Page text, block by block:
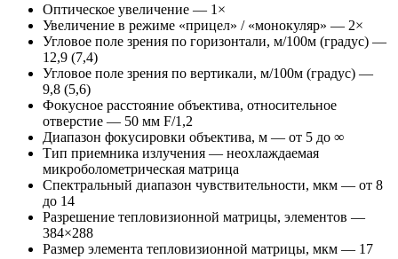
Оптическое увеличение — 1×
Увеличение в режиме «прицел» / «монокуляр» — 2×
Угловое поле зрения по горизонтали, м/100м (градус) —
12,9 (7,4)
Угловое поле зрения по вертикали, м/100м (градус) —
9,8 (5,6)
Фокусное расстояние объектива, относительное
отверстие — 50 мм F/1,2
Диапазон фокусировки объектива, м — от 5 до ∞
Тип приемника излучения — неохлаждаемая
микроболометрическая матрица
Спектральный диапазон чувствительности, мкм — от 8
до 14
Разрешение тепловизионной матрицы, элементов —
384×288
Размер элемента тепловизионной матрицы, мкм — 17